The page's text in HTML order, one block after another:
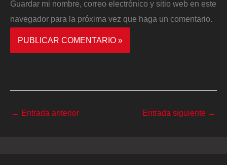
Guardar mi nombre, correo electrónico y sitio web en este
navegador para la próxima vez que haga un comentario.
← Entrada anterior Entrada siguiente →